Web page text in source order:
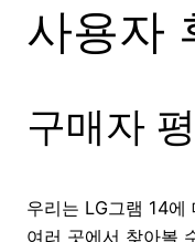
사용자
구매자
우리는 LG그램 14에
여러 곳에서 찾아볼